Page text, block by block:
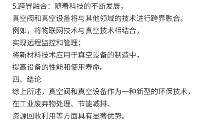
5.跨界融合：随着科技的不断发展，
真空阀和真空设备将与其他领域的技术进行跨界融合。
例如，将物联网技术与真空技术相结合，
实现远程监控和管理；
将新材料技术应用于真空设备的制造中，
提高设备的性能和使用寿命。
四、结论
综上所述，真空阀和真空设备作为一种新型的环保技术，
在工业废弃物处理、节能减排、
资源回收利用等方面具有显著优势。